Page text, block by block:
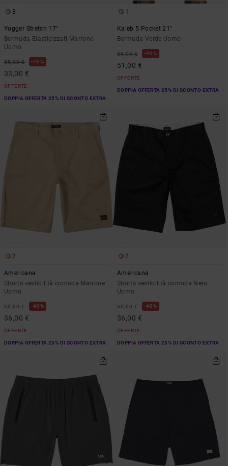
3
Yogger Stretch 17"
Bermuda Elasticizzati Marrone
Uomo
55,00 € 40%
33,00 €
OFFERTE
DOPPIA OFFERTA 25% DI SCONTO EXTRA
1
Kaleb 5 Pocket 21"
Bermuda Verde Uomo
85,00 € 40%
51,00 €
OFFERTE
DOPPIA OFFERTA 25% DI SCONTO EXTRA
2
Americana
Shorts vestibilità comoda Marrone
Uomo
60,00 € 40%
36,00 €
OFFERTE
DOPPIA OFFERTA 25% DI SCONTO EXTRA
2
Americana
Shorts vestibilità comoda Nero
Uomo
60,00 € 40%
36,00 €
OFFERTE
DOPPIA OFFERTA 25% DI SCONTO EXTRA